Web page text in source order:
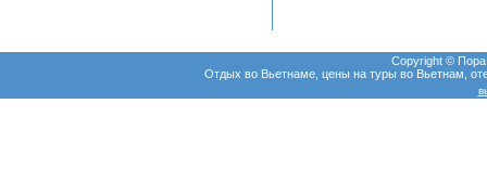
Copyright ©
Отдых во Вьетнаме, цены на туры во Вьетнам,